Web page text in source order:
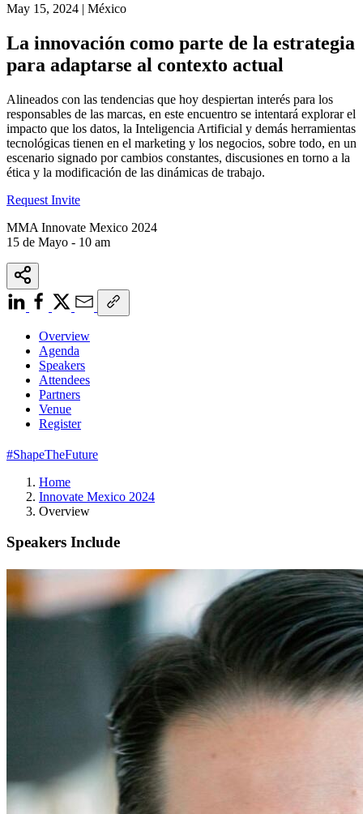
May 15, 2024 | México
La innovación como parte de la estrategia
para adaptarse al contexto actual
Alineados con las tendencias que hoy despiertan interés para los
responsables de las marcas, en este encuentro se intentará explorar el
impacto que los datos, la Inteligencia Artificial y demás herramientas
tecnológicas tienen en el marketing y los negocios, sobre todo, en un
escenario signado por cambios constantes, discusiones en torno a la
ética y la modificación de las dinámicas de trabajo.
Request Invite
MMA Innovate Mexico 2024
15 de Mayo - 10 am
Overview
Agenda
Speakers
Attendees
Partners
Venue
Register
#ShapeTheFuture
Home
Innovate Mexico 2024
Overview
Speakers Include